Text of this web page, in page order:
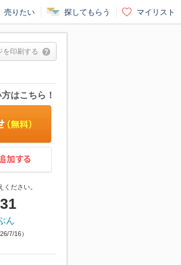
売りたい 探してもらう マイリスト
を印刷する
はこちら！
ください。
ん
7/16）